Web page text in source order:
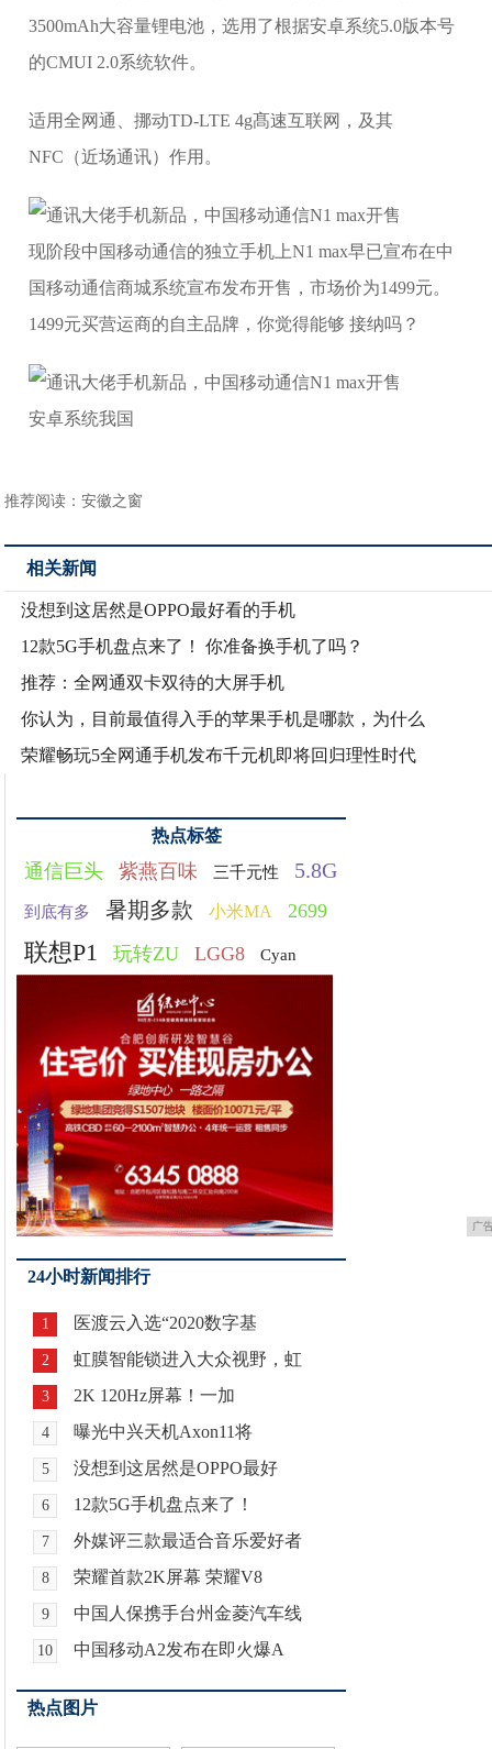
3500mAh大容量锂电池，选用了根据安卓系统5.0版本号
的CMUI 2.0系统软件。
适用全网通、挪动TD-LTE 4g髙速互联网，及其
NFC（近场通讯）作用。
现阶段中国移动通信的独立手机上N1 max早已宣布在中
国移动通信商城系统宣布发布开售，市场价为1499元。
1499元买营运商的自主品牌，你觉得能够 接纳吗？
安卓系统我国
推荐阅读：安徽之窗
相关新闻
没想到这居然是OPPO最好看的手机
12款5G手机盘点来了！ 你准备换手机了吗？
推荐：全网通双卡双待的大屏手机
你认为，目前最值得入手的苹果手机是哪款，为什么
荣耀畅玩5全网通手机发布千元机即将回归理性时代
热点标签
通信巨头 紫燕百味 三千元性 5.8G
到底有多 暑期多款 小米MA 2699
联想P1 玩转ZU LGG8 Cyan
广
24小时新闻排行
1 医渡云入选“2020数字基
2 虹膜智能锁进入大众视野，虹
3 2K 120Hz屏幕！一加
4 曝光中兴天机Axon11将
5 没想到这居然是OPPO最好
6 12款5G手机盘点来了！
7 外媒评三款最适合音乐爱好者
8 荣耀首款2K屏幕 荣耀V8
9 中国人保携手台州金菱汽车线
10 中国移动A2发布在即火爆A
热点图片